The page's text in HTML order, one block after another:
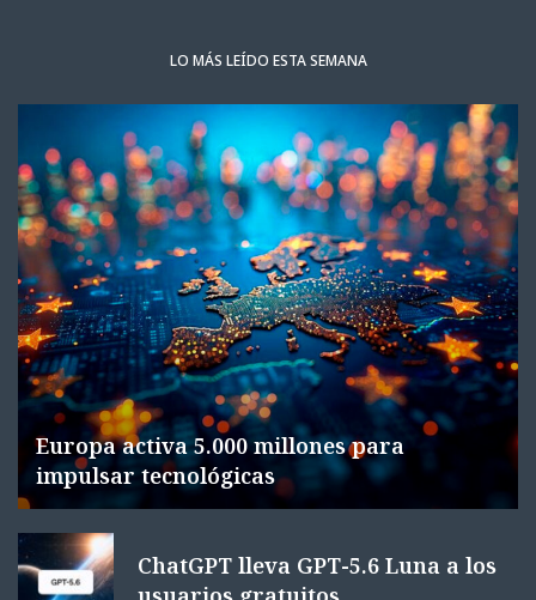
LO MÁS LEÍDO ESTA SEMANA
Europa activa 5.000 millones para
impulsar tecnológicas
ChatGPT lleva GPT-5.6 Luna a los